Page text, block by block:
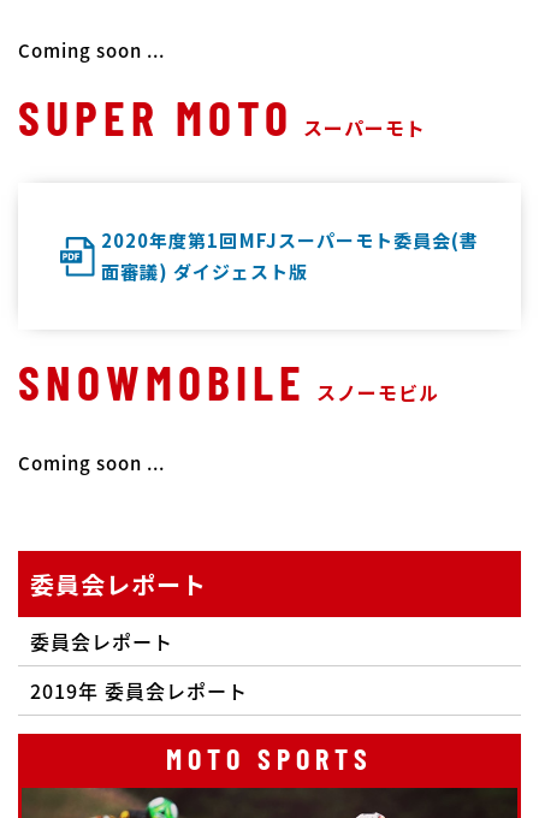
Coming soon ...
SUPER MOTO スーパーモト
2020年度第1回MFJスーパーモト委員会(書
面審議) ダイジェスト版
SNOWMOBILE スノーモビル
Coming soon ...
委員会レポート
委員会レポート
2019年 委員会レポート
MOTO SPORTS